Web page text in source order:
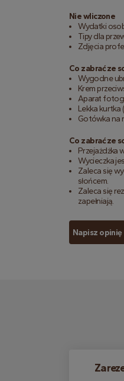
Nie wliczone
Wydatki
Tipy dla
Zdjęcia
Co zabrać ze
Wygodne
Krem
Aparat
Lekka kurtka
Gotówka na
Co zabrać ze
Przejażdżka
Wycieczka
Zaleca się
słońcem.
Zaleca się
zapełniają.
Napisz opinię